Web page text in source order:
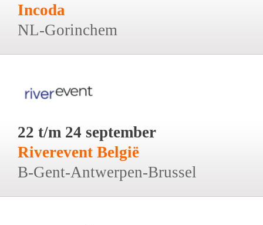
Incoda
NL-Gorinchem
22 t/m 24 september
Riverevent België
B-Gent-Antwerpen-Brussel